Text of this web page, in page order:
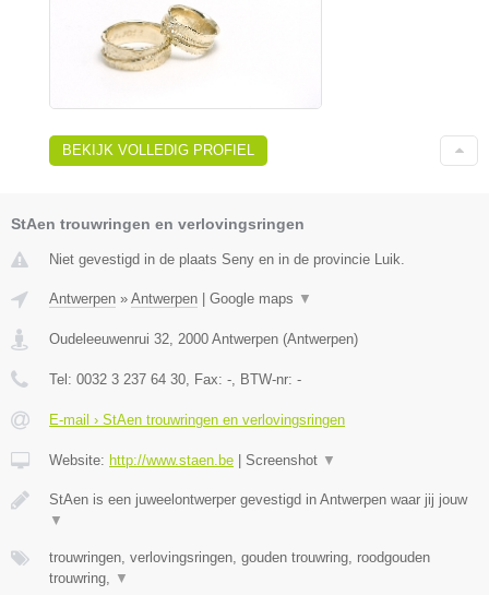
BEKIJK VOLLEDIG PROFIEL
StAen trouwringen en verlovingsringen
Niet gevestigd in de plaats Seny en in de provincie Luik.
Antwerpen » Antwerpen Google maps ▼
Oudeleeuwenrui 32, 2000 Antwerpen (Antwerpen)
Tel: 0032 3 237 64 30, Fax: -, BTW-nr: -
E-mail › StAen trouwringen en verlovingsringen
Website: http://www.staen.be Screenshot ▼
StAen is een juweelontwerper gevestigd in Antwerpen waar jij jouw
▼
trouwringen, verlovingsringen, gouden trouwring, roodgouden
trouwring, ▼